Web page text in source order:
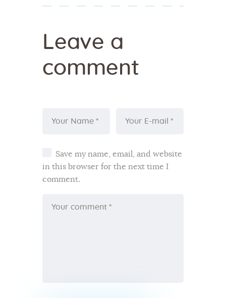
Leave a
comment
Save my name, email, and website
in this browser for the next time I
comment.